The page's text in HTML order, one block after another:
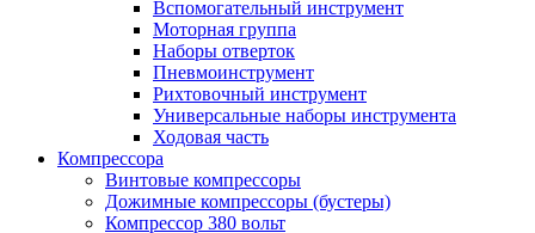
Вспомогательный инструмент
Моторная группа
Наборы отверток
Пневмоинструмент
Рихтовочный инструмент
Универсальные наборы инструмента
Ходовая часть
Компрессора
Винтовые компрессоры
Дожимные компрессоры (бустеры)
Компрессор 380 вольт